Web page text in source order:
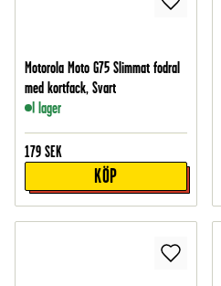
Motorola Moto G75 Slimmat fodral
med kortfack, Svart
I lager
179 SEK
KÖP